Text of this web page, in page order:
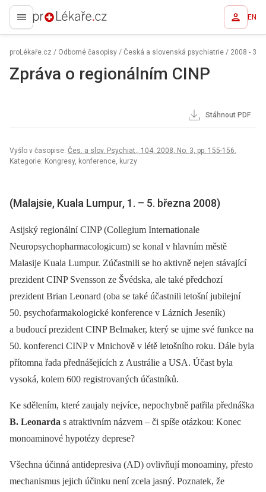
proLékaře.cz EN
proLékaře.cz / Odborné časopisy / Česká a slovenská psychiatrie / 2008 - 3
Zpráva o regionálním CINP
Stáhnout PDF
Vyšlo v časopise: Čes. a slov. Psychiat., 104, 2008, No. 3, pp. 155-156.
Kategorie: Kongresy, konference, kurzy
(Malajsie, Kuala Lumpur, 1. –⁠ 5. března 2008)
Asijský regionální CINP (Collegium Internationale
Neuropsychopharmacologicum) se konal v hlavním městě
Malasije Kuala Lumpur. Zúčastnili se ho aktivně nejen stávající
prezident CINP Svensson ze Švédska, ale také předchozí
prezident Brian Leonard (oba se také účastnili letošní jubilejní
50. psychofarmakologické konference v Lázních Jeseník)
a budoucí prezident CINP Belmaker, který se ujme své funkce na
50. konferenci CINP v Mnichově v létě letošního roku. Dále byla
přítomna řada přednášejících z Austrálie a USA. Účast byla
vysoká, kolem 600 registrovaných účastníků.
Ke sdělením, které zaujaly nejvíce, nepochybně patřila přednáška
B. Leonarda s atraktivním názvem –⁠ či spíše otázkou: Konec
monoaminové hypotézy deprese?
Všechna účinná antidepresiva (AD) ovlivňují monoaminy, přesto
mechanismus jejich účinku není zcela jasný. Poznatek, že